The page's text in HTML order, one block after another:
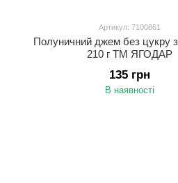
Артикул: 7100861
Полуничний джем без цукру
210 г ТМ ЯГОДАР
135 грн
В наявності